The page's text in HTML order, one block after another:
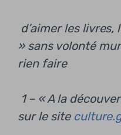
d’aimer les
»sans volonté
rien faire
1 – « A la
sur le site